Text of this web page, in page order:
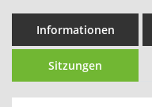
Informationen
Sitzungen